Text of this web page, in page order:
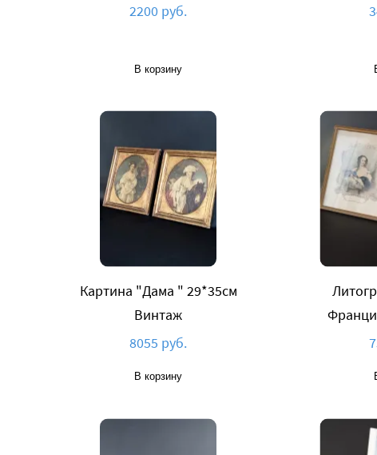
2200 руб.
В корзину
Картина "Дама " 29*35см
Винтаж
8055 руб.
В корзину